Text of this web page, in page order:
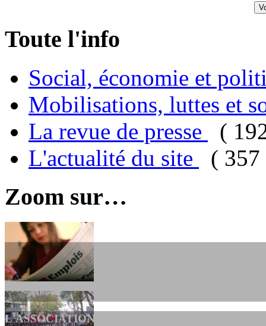
Toute l'info
Social, économie et
Mobilisations, luttes et
La revue de presse
(
L'actualité du site
( 357
Zoom sur…
L'ASSOCIATION